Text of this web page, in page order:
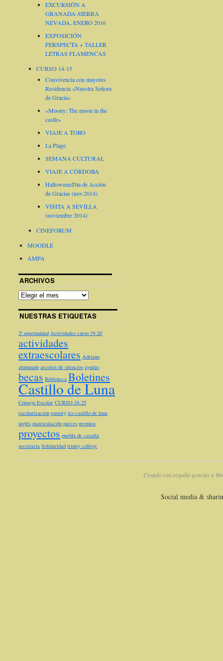
EXCURSIÓN A
GRANADA-SIERRA
NEVADA, ENERO 2016
EXPOSICIÓN
PERSPECTA + TALLER
LETRAS FLAMENCAS
CURSO 14-15
Convivencia con mayores
Residencia «Nuestra Señora
de Gracia»
«Moony: The moon in the
castle»
VIAJE A TORO
La Plage
SEMANA CULTURAL
VIAJE A CÓRDOBA
Halloween/Día de Acción
de Gracias (nov.2014)
VISITA A SEVILLA
(noviembre 2014)
CINEFORUM
MOODLE
AMPA
ARCHIVOS
NUESTRAS ETIQUETAS
2ª oportunidad Actividades curso 19-20
actividades
extraescolares Adriano
alumnado arcoiris de silencios ayudas
becas Biblioteca Boletines
Castillo de Luna
Consejo Escolar CURSO 24-25
escolarización eustory ies castillo de luna
inglés matriculación parces premios
proyectos puebla de cazalla
secretaría Solidaridad trinity college
Creado con orgullo gracias a
Social media &